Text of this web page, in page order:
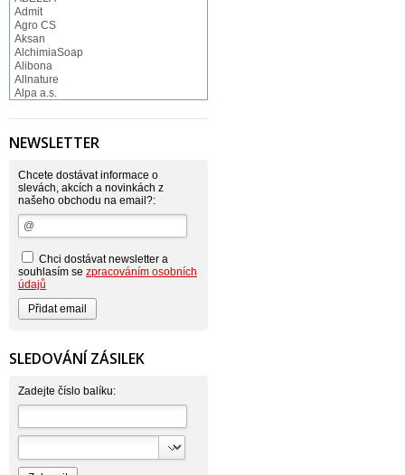
Admit
Agro CS
Aksan
AlchimiaSoap
Alibona
Allnature
Alpa a.s.
Alufix
Astonish
Atlantic
AutoMax Group
Axcentive
BaL
Bateria
Beauty Lille
Beiersdorf - Nivea
Bella
Benkor
BERGEN S. R. L.
Bettina Barty
Bio-repel
Bioclean
Biolit
BIOM s.r.o.
Bioprospect
Bispol
Blue Stratos
NEWSLETTER
Chcete dostávat informace o
slevách, akcích a novinkách z
našeho obchodu na email?:
Chci dostávat newsletter a
souhlasím se zpracováním osobních
údajů
SLEDOVÁNÍ ZÁSILEK
Zadejte číslo balíku: